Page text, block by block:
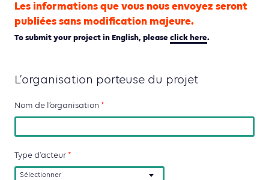
Les informations que vous nous envoyez seront
publiées sans modification majeure.
To submit your project in English, pleaseclick here.
L’organisation porteuse du projet
Nom de l’organisation *
Type d'acteur *
Sélectionner